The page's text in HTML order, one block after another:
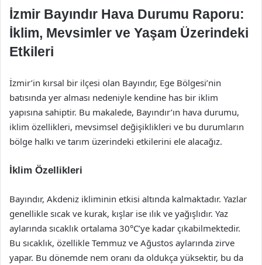
İzmir Bayındır Hava Durumu Raporu:
İklim, Mevsimler ve Yaşam Üzerindeki
Etkileri
İzmir’in kırsal bir ilçesi olan Bayındır, Ege Bölgesi’nin
batısında yer alması nedeniyle kendine has bir iklim
yapısına sahiptir. Bu makalede, Bayındır’ın hava durumu,
iklim özellikleri, mevsimsel değişiklikleri ve bu durumların
bölge halkı ve tarım üzerindeki etkilerini ele alacağız.
İklim Özellikleri
Bayındır, Akdeniz ikliminin etkisi altında kalmaktadır. Yazlar
genellikle sıcak ve kurak, kışlar ise ılık ve yağışlıdır. Yaz
aylarında sıcaklık ortalama 30°C’ye kadar çıkabilmektedir.
Bu sıcaklık, özellikle Temmuz ve Ağustos aylarında zirve
yapar. Bu dönemde nem oranı da oldukça yüksektir, bu da